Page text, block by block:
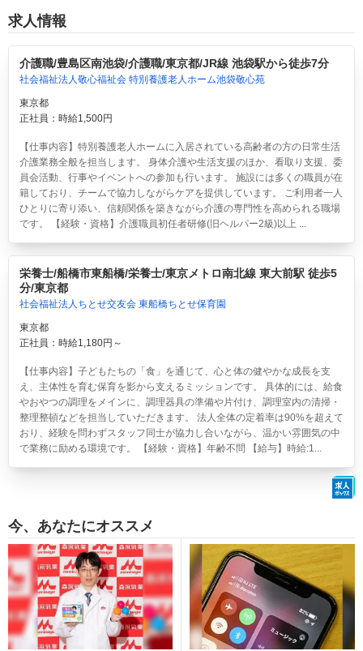
求人情報
介護職/豊島区南池袋/介護職/東京都/JR線 池袋駅から徒歩7分
社会福祉法人敬心福祉会 特別養護老人ホーム池袋敬心苑
東京都
正社員：時給1,500円
【仕事内容】特別養護老人ホームに入居されている高齢者の方の日常生活
介護業務全般を担当します。 身体介護や生活支援のほか、看取り支援、委
員会活動、行事やイベントへの参加も行います。 施設には多くの職員が在
籍しており、チームで協力しながらケアを提供しています。 ご利用者一人
ひとりに寄り添い、信頼関係を築きながら介護の専門性を高められる職場
です。 【経験・資格】介護職員初任者研修(旧ヘルパー2級)以上 ...
栄養士/船橋市東船橋/栄養士/東京メトロ南北線 東大前駅 徒歩5
分/東京都
社会福祉法人ちとせ交友会 東船橋ちとせ保育園
東京都
正社員：時給1,180円～
【仕事内容】子どもたちの「食」を通じて、心と体の健やかな成長を支
え、主体性を育む保育を影から支えるミッションです。 具体的には、給食
やおやつの調理をメインに、調理器具の準備や片付け、調理室内の清掃・
整理整頓などを担当していただきます。 法人全体の定着率は90%を超えて
おり、経験を問わずスタッフ同士が協力し合いながら、温かい雰囲気の中
で業務に励める環境です。 【経験・資格】年齢不問 【給与】時給:1...
今、あなたにオススメ